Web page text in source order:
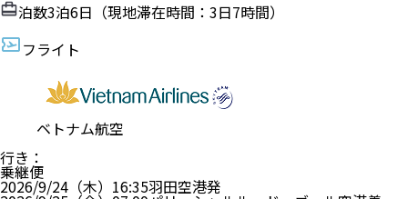
泊数3泊6日（現地滞在時間： 3日7時間）
フライト
ベトナム航空
行き ：
乗継便
2026/9/24（木） 16:35羽田空港発